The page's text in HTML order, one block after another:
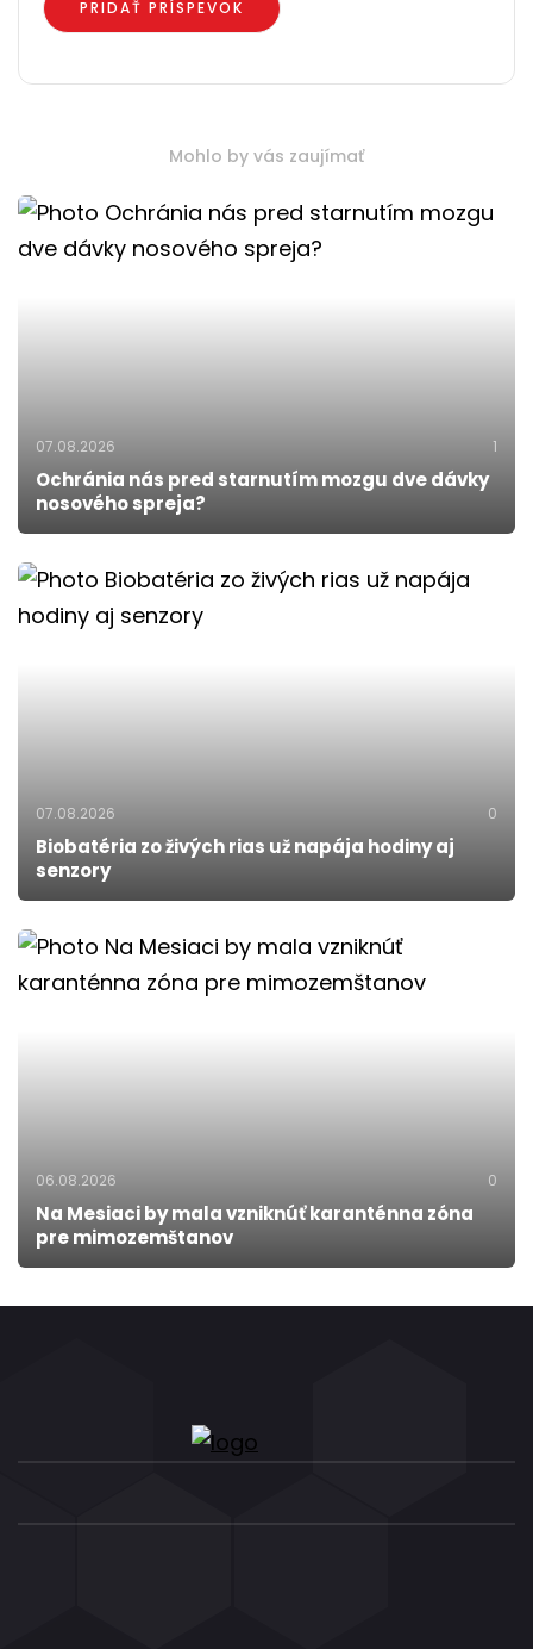
Mohlo by vás zaujímať
07.08.2026 1
Ochránia nás pred starnutím mozgu dve dávky
nosového spreja?
07.08.2026 0
Biobatéria zo živých rias už napája hodiny aj
senzory
06.08.2026 0
Na Mesiaci by mala vzniknúť karanténna zóna
pre mimozemštanov